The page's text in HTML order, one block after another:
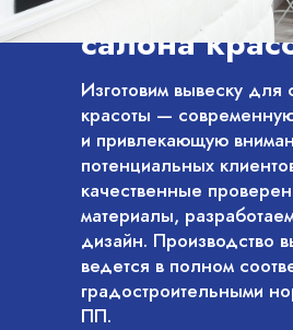
салона
Изготовим вывеску для
красоты —
и привлекающую
потенциальных
качественные
материалы,
дизайн. Производство
ведется в полном
градостроительными
ПП.